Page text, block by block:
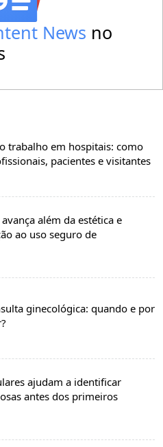
News no
trabalho em hospitais: como
pacientes e visitantes
além da estética e
ao uso seguro de
ginecológica: quando e por
ajudam a identificar
antes dos primeiros